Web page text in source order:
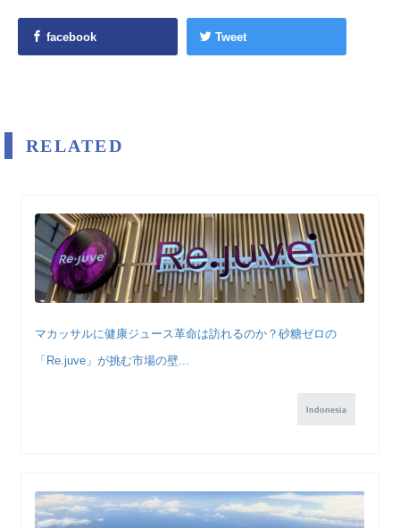
facebook Tweet
RELATED
マカッサルに健康ジュース革命は訪れるのか？砂糖ゼロの
「Re.juve」が挑む市場の壁...
Indonesia